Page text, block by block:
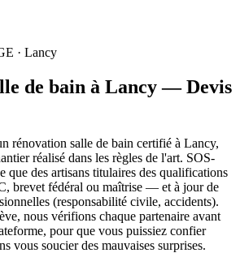
· Lancy
de bain à Lancy — Devis
rénovation salle de bain certifié à Lancy,
réalisé dans les règles de l'art. SOS-
que des artisans titulaires des qualifications
brevet fédéral ou maîtrise — et à jour de
(responsabilité civile, accidents).
nous vérifions chaque partenaire avant
pour que vous puissiez confier
vous soucier des mauvaises surprises.